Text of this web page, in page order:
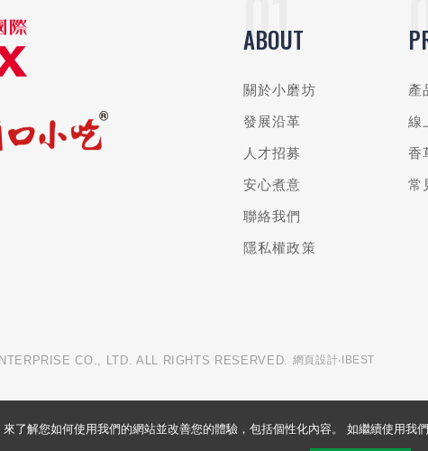
ABOUT
關於小磨坊
發展沿革
人才招募
安心煮意
聯絡我們
隱私權政策
產
線
香
常
CO., LTD. ALL RIGHTS RESERVED. 網頁設計‧IBEST
了解您如何使用我們的網站並改善您的體驗，包括個性化內容。 如繼續使用我